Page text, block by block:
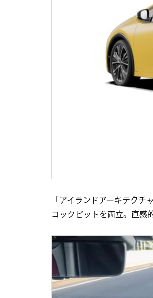
「アイランドアーキテク
コックピットを両立。直感